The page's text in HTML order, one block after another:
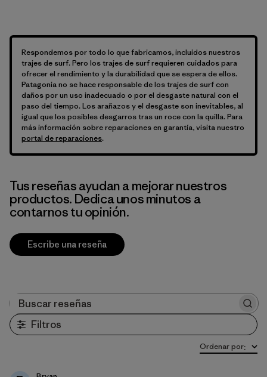
Respondemos por todo lo que fabricamos, incluidos nuestros
trajes de surf. Pero los trajes de surf requieren cuidados para
ofrecer el rendimiento y la durabilidad que se espera de ellos.
Patagonia no se hace responsable de los trajes de surf con
daños por un uso inadecuado o por el desgaste natural con el
paso del tiempo. Los arañazos y el desgaste son inevitables, al
igual que los posibles desgarros tras un roce con la quilla. Para
más información sobre reparaciones en garantía, visita nuestro
portal de reparaciones.
Tus reseñas ayudan a mejorar nuestros
productos. Dedica unos minutos a
contarnos tu opinión.
Escribe una reseña
Filtros
Ordenar por: